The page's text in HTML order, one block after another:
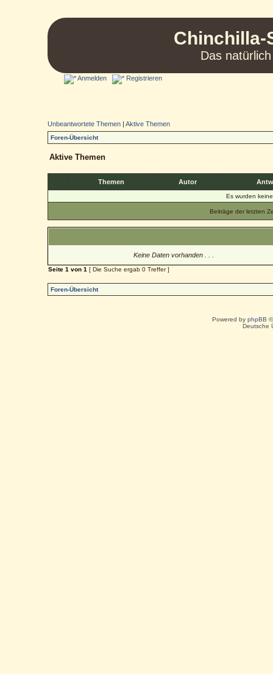
Chinchilla-
Das
Anmelden Registrieren
Unbeantwortete Themen |Aktive Themen
Foren-Übersicht
Aktive Themen
Themen Autor
Es wurden
Beiträge der letzten
Keine Daten vorhanden . . .
Seite1 von1 [ Die Suche ergab 0 Treffer ]
Foren-Übersicht
Powered by phpBB
Deutsche